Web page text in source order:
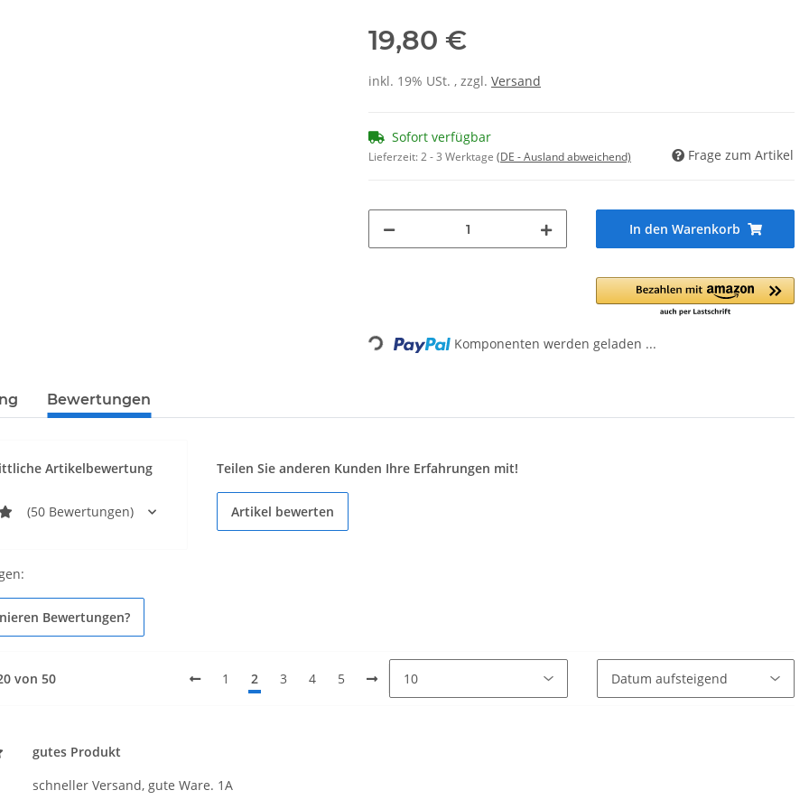
19,80 €
inkl. 19% USt. , zzgl. Versand
Sofort verfügbar
Lieferzeit:2 - 3 Werktage (DE - Ausland abweichend) Frage zum Artikel
In den Warenkorb
Loading... Komponenten werden geladen ...
Bewertungen
Artikelbewertung
(50 Bewertungen)
Teilen Sie anderen Kunden Ihre Erfahrungen mit!
Artikel bewerten
Bewertungen?
von 50 1 2 3 4 5
gutes Produkt
schneller Versand, gute Ware. 1A